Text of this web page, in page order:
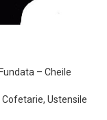
– Cheile
Cofetarie, Ustensile